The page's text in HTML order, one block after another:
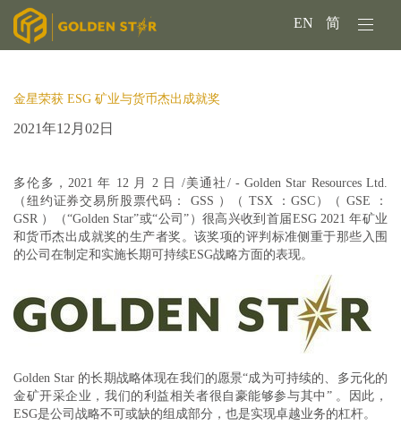
EN 简
金星荣获 ESG 矿业与货币杰出成就奖
2021年12月02日
多伦多，2021 年 12 月 2 日 /美通社/ -Golden Star Resources Ltd.
（纽约证券交易所股票代码： GSS ）（ TSX ：GSC）（ GSE ：
GSR ）（“Golden Star”或“公司”）很高兴收到首届ESG 2021 年矿业
和货币杰出成就奖的生产者奖。该奖项的评判标准侧重于那些入围
的公司在制定和实施长期可持续ESG战略方面的表现。
Golden Star 的长期战略体现在我们的愿景“成为可持续的、多元化的
金矿开采企业，我们的利益相关者很自豪能够参与其中” 。因此，
ESG是公司战略不可或缺的组成部分，也是实现卓越业务的杠杆。